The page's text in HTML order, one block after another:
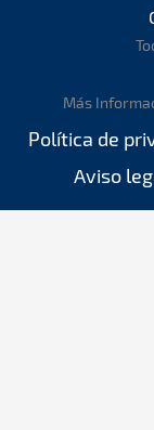
Más
Política de
Aviso